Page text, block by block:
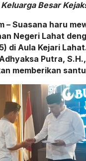
Besar
– Suasana haru
Negeri Lahat
di Aula Kejari
Putra,
memberikan